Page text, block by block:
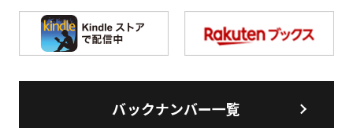
バックナンバー一覧